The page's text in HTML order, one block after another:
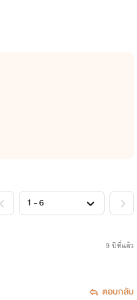
9 ปีที่แล้ว
ตอบกลับ